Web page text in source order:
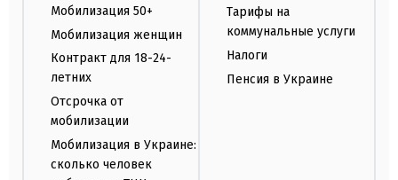
Мобилизация 50+
Мобилизация женщин
Контракт для 18-24-
летних
Отсрочка от
мобилизации
Мобилизация в Украине:
сколько человек
Тарифы на
коммунальные услуги
Налоги
Пенсия в Украине